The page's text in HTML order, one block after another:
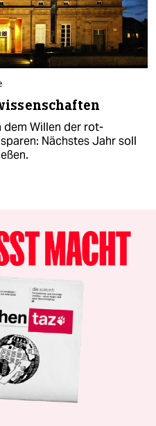
dem Willen der rot-
Nächstes Jahr soll